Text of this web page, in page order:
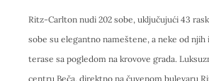
Ritz-Carlton nudi 202 sobe, uključujući 43
sobe su elegantno nameštene, a neke od njih
terase sa pogledom na krovove grada.
centru Beča, direktno na čuvenom bulevaru